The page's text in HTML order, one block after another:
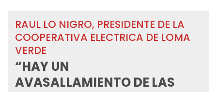
RAUL LO NIGRO, PRESIDENTE DE LA
COOPERATIVA ELECTRICA DE LOMA
VERDE
“HAY UN
AVASALLAMIENTO DE LAS